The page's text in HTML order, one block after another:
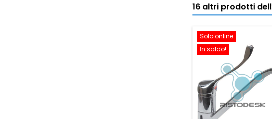
16 altri prodotti
Solo online
In saldo!